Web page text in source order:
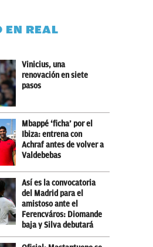
EN REAL
Vinicius, una
renovación en siete
pasos
Mbappé ‘ficha’ por el
Ibiza: entrena con
Achraf antes de volver a
Valdebebas
Así es la convocatoria
del Madrid para el
amistoso ante el
Ferencváros: Diomande
baja y Silva debutará